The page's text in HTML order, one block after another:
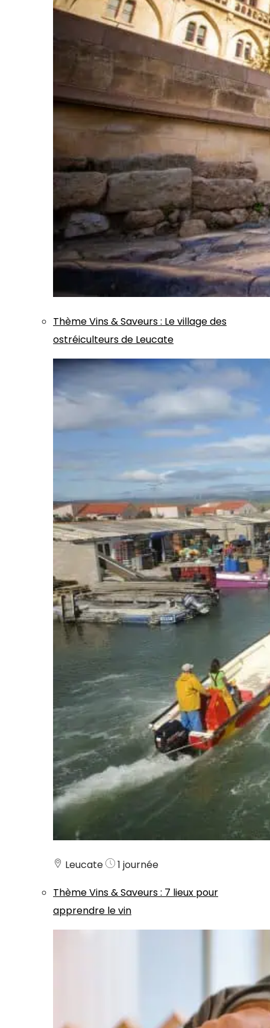
ThèmeVins & Saveurs: Le village des
ostréiculteurs de Leucate
Leucate
1 journée
ThèmeVins & Saveurs: 7 lieux pour
apprendre le vin